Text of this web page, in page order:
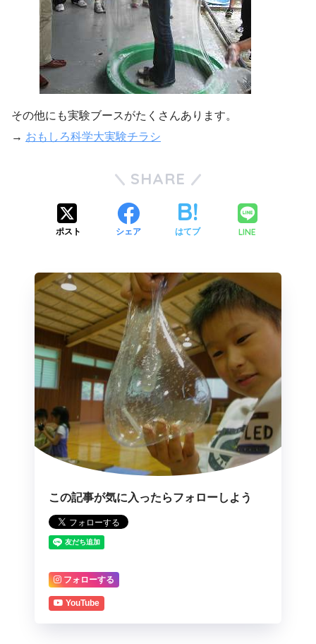
その他にも実験ブースがたくさんあります。
→ おもしろ科学大実験チラシ
SHARE
ポスト シェア はてブ LINE
この記事が気に入ったらフォローしよう
フォローする
YouTube